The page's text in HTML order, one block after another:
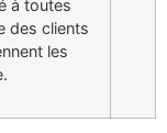
à toutes
des clients
les